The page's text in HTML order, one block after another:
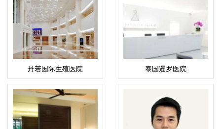
丹若国际生殖医院 泰国暹罗医院